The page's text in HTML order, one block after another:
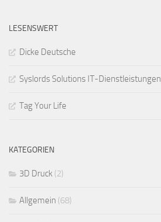
LESENSWERT
Dicke Deutsche
Syslords Solutions IT-Dienstleistungen
Tag Your Life
KATEGORIEN
3D Druck (2)
Allgemein (68)